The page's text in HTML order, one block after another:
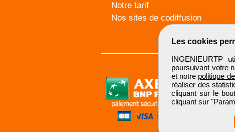
Les cookies
INGENIEURTP
poursuivant votre
et notre politique
réaliser des
cliquant sur le
cliquant sur
Notre tarif
Nos sites de codiffusion